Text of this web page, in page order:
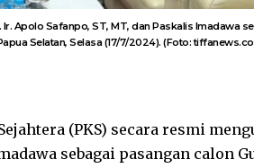
Apolo Safanpo, ST, MT, dan Paskalis Imadawa
Selatan, Selasa (17/7/2024). (Foto:
(PKS) secara resmi
sebagai pasangan calon